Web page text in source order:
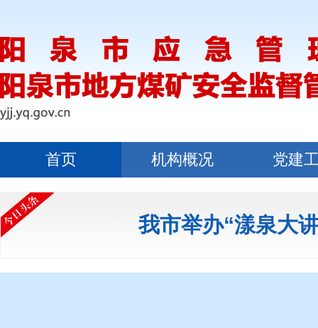
首页 机构概况 党建
我市举办“漾泉大